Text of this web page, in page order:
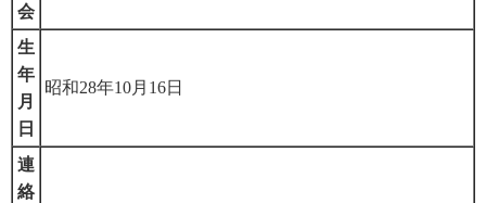
会
生
年
月
日
昭和28年10月16日
連
絡